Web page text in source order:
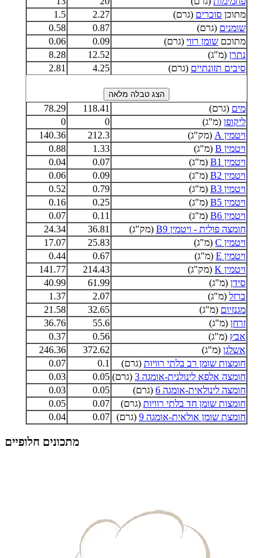
מתוכן סוכרים (גרם) 2.27
1.5
שומנים (גרם) 0.87
0.58
מתוכם שומן רווי (גרם) 0.09
0.06
נתרן (מ"ג) 12.52
8.28
סיבים תזונתיים (גרם) 4.25
2.81
מים (גרם) 118.41
78.29
ליקופן (מ"ג) 0
0
ויטמין A
(מק"ג) 212.3
140.36
ויטמין B
(מ"ג) 1.33
0.88
ויטמין B1
(מ"ג) 0.07
0.04
ויטמין B2
(מ"ג) 0.09
0.06
ויטמין B3
(מ"ג) 0.79
0.52
ויטמין B5
(מ"ג) 0.25
0.16
ויטמין B6
(מ"ג) 0.11
0.07
חומצה פולית - ויטמין B9
(מק"ג) 36.81
24.34
ויטמין C
(מ"ג) 25.83
17.07
ויטמין E
(מ"ג) 0.67
0.44
ויטמין K
(מק"ג) 214.43
141.77
סידן (מ"ג) 61.99
40.99
ברזל (מ"ג) 2.07
1.37
מגנזיום (מ"ג) 32.65
21.58
זרחן (מ"ג) 55.6
36.76
אבץ (מ"ג) 0.56
0.37
אשלגן (מ"ג) 372.62
246.36
חומצות שומן רב בלתי רוויות (גרם) 0.1
0.07
חומצה אלפא לינולנית-אומגה 3
(גרם) 0.05
0.03
חומצה לינולאית-אומגה 6
(גרם) 0.05
0.03
חומצות שומן חד בלתי רוויות (גרם) 0.07
0.05
חומצת שומן אולאית-אומגה 9
(גרם) 0.07
0.04
מתכונים חלופיים